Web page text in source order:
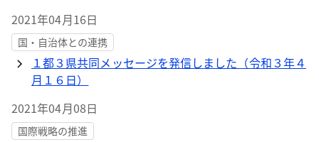
2021年04月16日
国・自治体との連携
１都３県共同メッセージを発信しました（令和３年４
月１６日）
2021年04月08日
国際戦略の推進